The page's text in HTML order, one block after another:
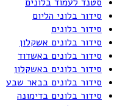
סידור בלוני הליום
סידור בלונים
סידור בלונים אשקלון
סידור בלונים באשדוד
סידור בלונים באשקלון
סידור בלונים בבאר שבע
סידור בלונים בדימונה